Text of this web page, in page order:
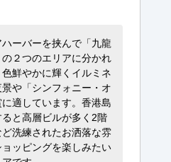
ーバーを挟んで「九龍
２つのエリアに分かれ
鮮やかに輝くイルミネ
や「シンフォニー・オ
適しています。香港島
と高層ビルが多く2階
洗練されたお洒落な雰
ッピングを楽しみたい